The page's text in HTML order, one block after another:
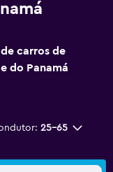
carros de
do Panamá
25-65